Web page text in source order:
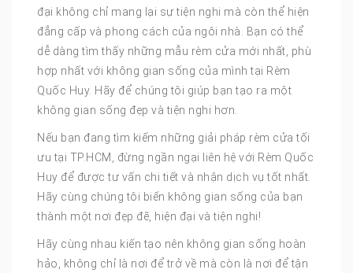
đại không chỉ mang lại sự tiện nghi mà còn thể hiện
đẳng cấp và phong cách của ngôi nhà. Bạn có thể
dễ dàng tìm thấy những mẫu rèm cửa mới nhất, phù
hợp nhất với không gian sống của mình tại Rèm
Quốc Huy. Hãy để chúng tôi giúp bạn tạo ra một
không gian sống đẹp và tiện nghi hơn.
Nếu bạn đang tìm kiếm những giải pháp rèm cửa tối
ưu tại TP.HCM, đừng ngần ngại liên hệ với Rèm Quốc
Huy để được tư vấn chi tiết và nhận dịch vụ tốt nhất.
Hãy cùng chúng tôi biến không gian sống của bạn
thành một nơi đẹp đẽ, hiện đại và tiện nghi!
Hãy cùng nhau kiến tạo nên không gian sống hoàn
hảo, không chỉ là nơi để trở về mà còn là nơi để tận